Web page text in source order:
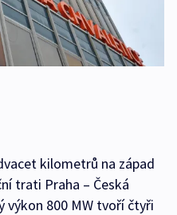
kilometrů na západ
trati Praha – Česká
výkon 800 MW tvoří čtyři